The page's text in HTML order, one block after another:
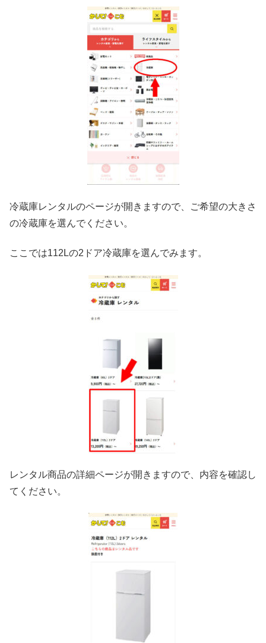
冷蔵庫レンタルのページが開きますので、ご希望の大きさ
の冷蔵庫を選んでください。
ここでは112Lの2ドア冷蔵庫を選んでみます。
レンタル商品の詳細ページが開きますので、内容を確認し
てください。